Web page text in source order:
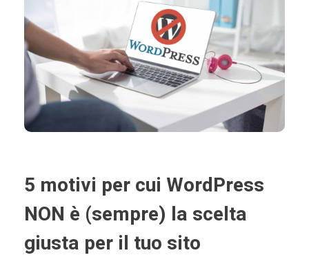
5 motivi per cui WordPress
NON è (sempre) la scelta
giusta per il tuo sito